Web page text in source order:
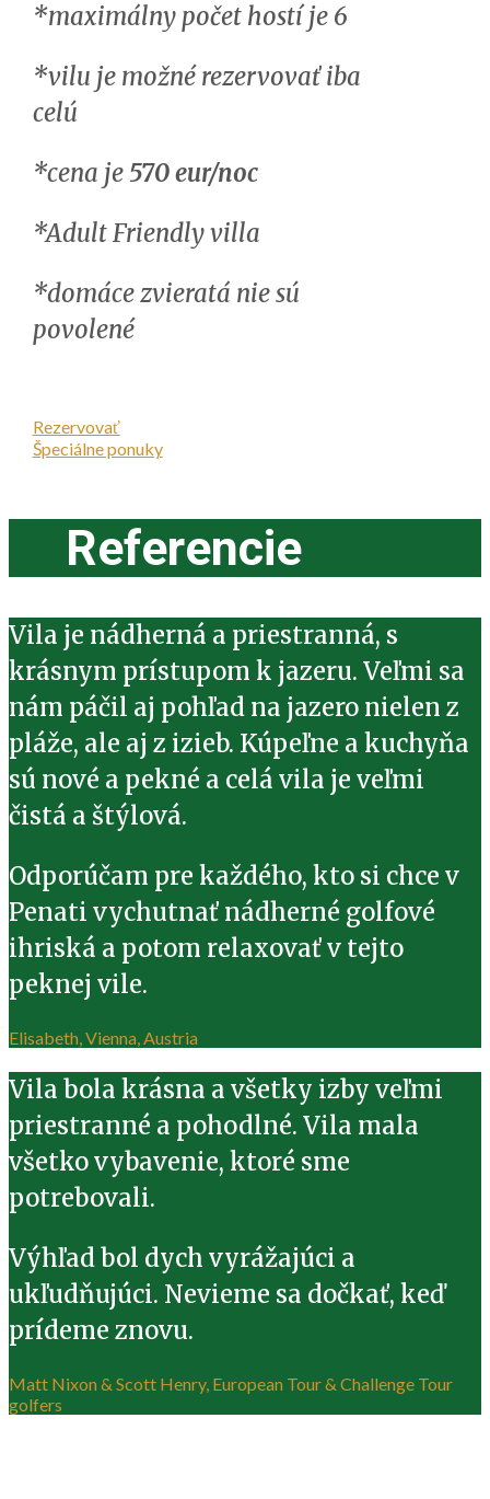
*maximálny počet hostí je 6
*vilu je možné rezervovať iba
celú
*cena je 570 eur/noc
*Adult Friendly villa
*domáce zvieratá nie sú
povolené
Rezervovať
Špeciálne ponuky
Referencie
Vila je nádherná a priestranná, s
krásnym prístupom k jazeru. Veľmi sa
nám páčil aj pohľad na jazero nielen z
pláže, ale aj z izieb. Kúpeľne a kuchyňa
sú nové a pekné a celá vila je veľmi
čistá a štýlová.
Odporúčam pre každého, kto si chce v
Penati vychutnať nádherné golfové
ihriská a potom relaxovať v tejto
peknej vile.
Elisabeth, Vienna, Austria
Vila bola krásna a všetky izby veľmi
priestranné a pohodlné. Vila mala
všetko vybavenie, ktoré sme
potrebovali.
Výhľad bol dych vyrážajúci a
ukľudňujúci. Nevieme sa dočkať, keď
prídeme znovu.
Matt Nixon & Scott Henry, European Tour & Challenge Tour
golfers